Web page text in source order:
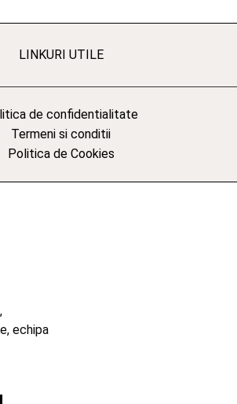
LINKURI UTILE
de confidentialitate
Termeni si conditii
Politica de Cookies
echipa